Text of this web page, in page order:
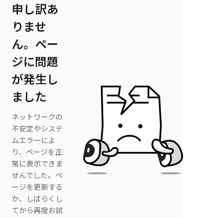
申し訳あ
りませ
ん。ペー
ジに問題
が発生し
ました
ネットワークの
不安定やシステ
ムエラーによ
り、ページを正
常に表示できま
せんでした。ペ
ージを更新する
か、しばらくし
てから再度お試